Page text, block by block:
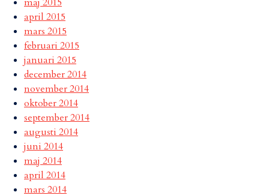
april 2015
mars 2015
februari 2015
januari 2015
december 2014
november 2014
oktober 2014
september 2014
augusti 2014
juni 2014
maj 2014
april 2014
mars 2014